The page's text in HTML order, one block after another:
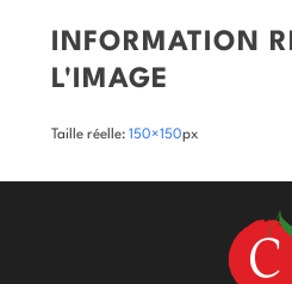
INFORMATION
L'IMAGE
Taille réelle: 150×150px